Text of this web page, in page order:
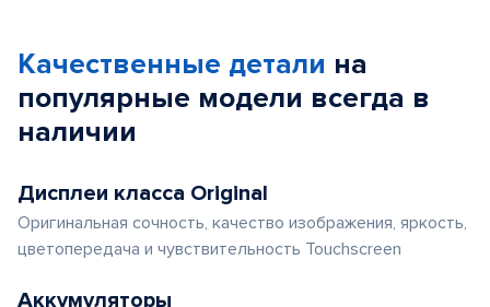
Качественные детали на
популярные модели всегда в
наличии
Дисплеи класса Original
Оригинальная сочность, качество изображения, яркость,
цветопередача и чувствительность Touchscreen
Аккумуляторы